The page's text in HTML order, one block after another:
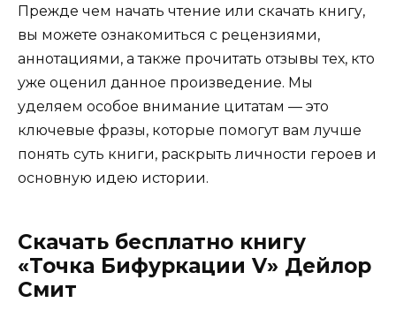
Прежде чем начать чтение или скачать книгу,
вы можете ознакомиться с рецензиями,
аннотациями, а также прочитать отзывы тех, кто
уже оценил данное произведение. Мы
уделяем особое внимание цитатам — это
ключевые фразы, которые помогут вам лучше
понять суть книги, раскрыть личности героев и
основную идею истории.
Скачать бесплатно книгу
«Точка Бифуркации V» Дейлор
Смит